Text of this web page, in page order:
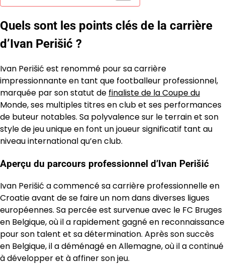
Quels sont les points clés de la carrière
d’Ivan Perišić ?
Ivan Perišić est renommé pour sa carrière
impressionnante en tant que footballeur professionnel,
marquée par son statut de finaliste de la Coupe du
Monde, ses multiples titres en club et ses performances
de buteur notables. Sa polyvalence sur le terrain et son
style de jeu unique en font un joueur significatif tant au
niveau international qu’en club.
Aperçu du parcours professionnel d’Ivan Perišić
Ivan Perišić a commencé sa carrière professionnelle en
Croatie avant de se faire un nom dans diverses ligues
européennes. Sa percée est survenue avec le FC Bruges
en Belgique, où il a rapidement gagné en reconnaissance
pour son talent et sa détermination. Après son succès
en Belgique, il a déménagé en Allemagne, où il a continué
à développer et à affiner son jeu.